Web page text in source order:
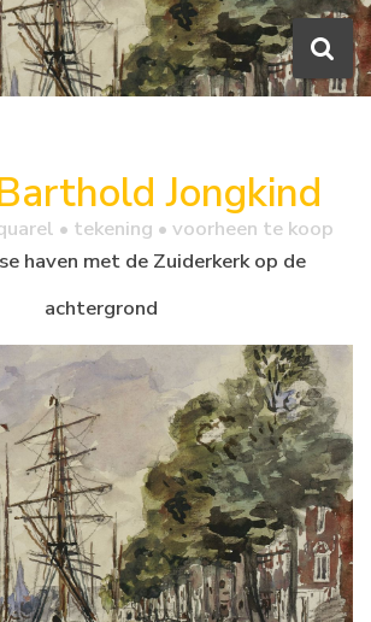
Jongkind
• tekening • voorheen te koop
haven met de Zuiderkerk op de
achtergrond